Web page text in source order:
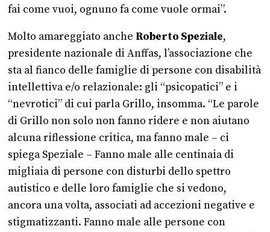
fai come vuoi, ognuno fa come vuole ormai”.
Molto amareggiato anche Roberto Speziale,
presidente nazionale di Anffas, l’associazione che
sta al fianco delle famiglie di persone con disabilità
intellettiva e/o relazionale: gli “psicopatici” e i
“nevrotici” di cui parla Grillo, insomma. “Le parole
di Grillo non solo non fanno ridere e non aiutano
alcuna riflessione critica, ma fanno male – ci
spiega Speziale – Fanno male alle centinaia di
migliaia di persone con disturbi dello spettro
autistico e delle loro famiglie che si vedono,
ancora una volta, associati ad accezioni negative e
stigmatizzanti. Fanno male alle persone con